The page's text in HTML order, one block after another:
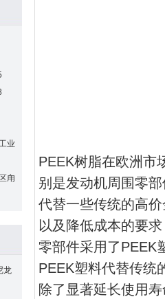
业
甪
龙
PEEK树脂在欧洲市
别是发动机周围零
代替一些传统的高
以及降低成本的要
零部件采用了PEEK
PEEK塑料代替传统
除了显著延长使用